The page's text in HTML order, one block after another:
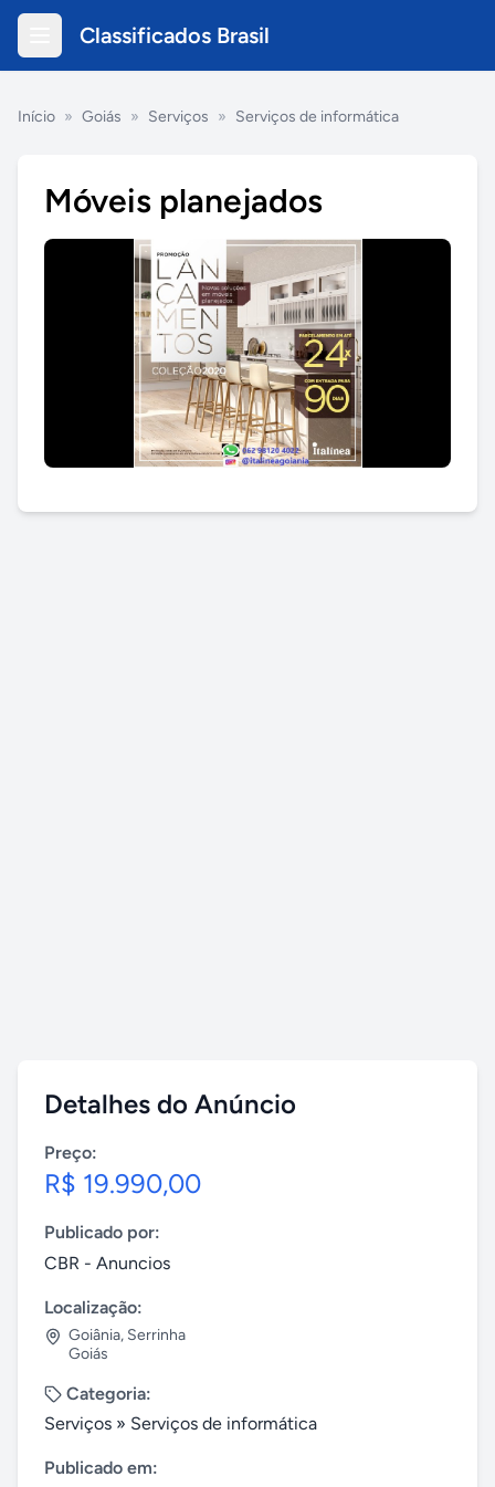
Classificados Brasil
Início » Goiás » Serviços » Serviços de informática
Móveis planejados
Detalhes do Anúncio
Preço:
R$ 19.990,00
Publicado por:
CBR - Anuncios
Localização:
Goiânia, Serrinha
Goiás
Categoria:
Serviços » Serviços de informática
Publicado em: